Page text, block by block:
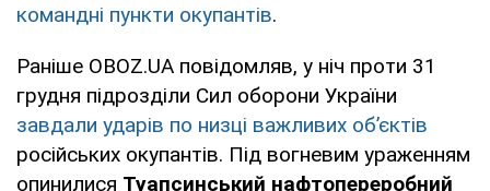
командні пункти окупантів.
Раніше OBOZ.UA повідомляв, у ніч проти 31
грудня підрозділи Сил оборони України
завдали ударів по низці важливих об’єктів
російських окупантів. Під вогневим ураженням
опинилися Туапсинський нафтопереробний